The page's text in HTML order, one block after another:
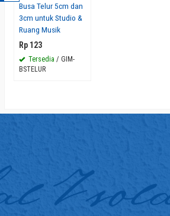
Busa Telur 5cm dan
3cm untuk Studio &
Ruang Musik
Rp 123
Tersedia / GIM-
BSTELUR